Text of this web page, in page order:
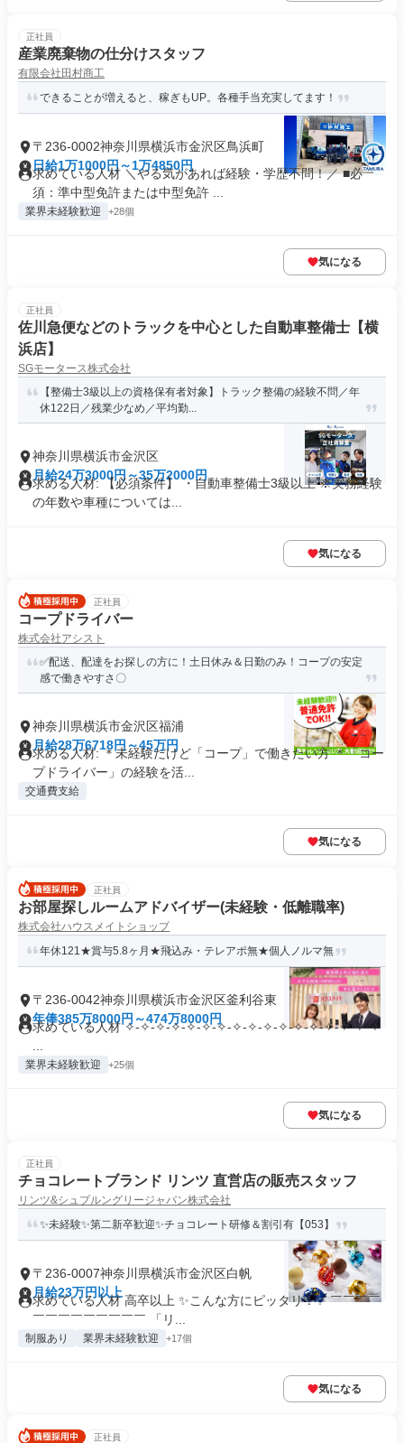
正社員
産業廃棄物の仕分けスタッフ
有限会社田村商工
できることが増えると、稼ぎもUP。各種手当充実してます！
〒236-0002神奈川県横浜市金沢区鳥浜町
日給1万1000円～1万4850円
求めている人材 ＼やる気があれば経験・学歴不問！／ ■必
須：準中型免許または中型免許 ...
業界未経験歓迎 +28個
気になる
正社員
佐川急便などのトラックを中心とした自動車整備士【横
浜店】
SGモータース株式会社
【整備士3級以上の資格保有者対象】トラック整備の経験不問／年
休122日／残業少なめ／平均勤...
神奈川県横浜市金沢区
月給24万3000円～35万2000円
求める人材: 【必須条件】 ・自動車整備士3級以上 ※実務経験
の年数や車種については...
気になる
正社員
コープドライバー
株式会社アシスト
✅️配送、配達をお探しの方に！土日休み＆日勤のみ！コープの安定
感で働きやすさ〇
神奈川県横浜市金沢区福浦
月給28万6718円～45万円
求める人材: ＊未経験だけど「コープ」で働きたい方 ＊「コー
プドライバー」の経験を活...
交通費支給
気になる
正社員
お部屋探しルームアドバイザー(未経験・低離職率)
株式会社ハウスメイトショップ
年休121★賞与5.8ヶ月★飛込み・テレアポ無★個人ノルマ無
〒236-0042神奈川県横浜市金沢区釜利谷東
年俸385万8000円～474万8000円
求めている人材 ✧-✧-✧-✧-✧-✧-✧-✧-✧-✧-✧-✧-✧-✧-✧-✧-✧
業界未経験歓迎 +25個
気になる
正社員
チョコレートブランド リンツ 直営店の販売スタッフ
リンツ&シュプルングリージャパン株式会社
✨未経験✨第二新卒歓迎✨チョコレート研修＆割引有【053】
〒236-0007神奈川県横浜市金沢区白帆
月給23万円以上
求めている人材 高卒以上 ✨こんな方にピッタリ！✨ ￣￣￣￣
￣￣￣￣￣￣￣￣￣ 「リ...
制服あり 業界未経験歓迎 +17個
気になる
正社員